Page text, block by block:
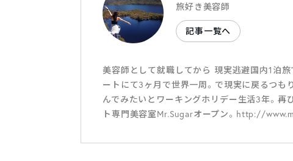
旅好き美容師
記事一覧へ
美容師として就職してから 現実逃避国内1泊
ートにて3ヶ月で世界一周。で現実に戻るつも
んでみたいとワーキングホリデー生活3年。再
ト専門美容室Mr.Sugarオープン。http://